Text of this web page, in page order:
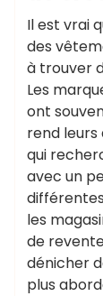
Il est vrai
des
à trouver
Les
ont
rend
qui
avec un
les
de
dénicher
plus